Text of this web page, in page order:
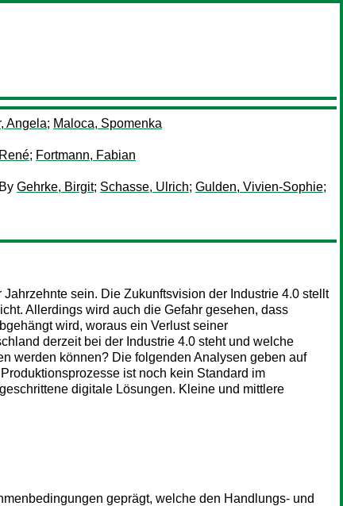
Angela; Maloca, Spomenka
; Fortmann, Fabian
By Gehrke, Birgit; Schasse, Ulrich; Gulden, Vivien-Sophie;
sein. Die Zukunftsvision der Industrie 4.0 stellt
Allerdings wird auch die Gefahr gesehen, dass
wird, woraus ein Verlust seiner
derzeit bei der Industrie 4.0 steht und welche
werden können? Die folgenden Analysen geben auf
ist noch kein Standard im
digitale Lösungen. Kleine und mittlere
geprägt, welche den Handlungs- und